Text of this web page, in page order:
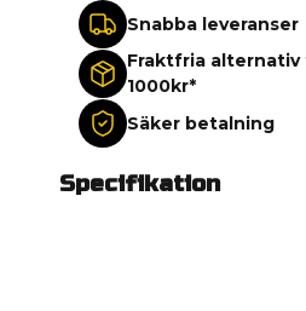
Snabba leveranser
Fraktfria alternativ
1000kr*
Säker betalning
Specifikation